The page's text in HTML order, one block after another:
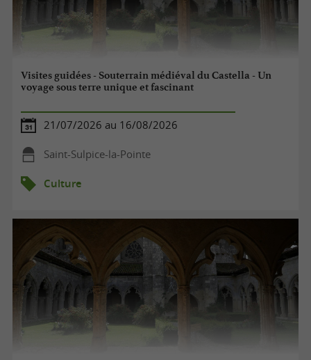
Visites guidées - Souterrain médiéval du Castella - Un
voyage sous terre unique et fascinant
21/07/2026 au 16/08/2026
Saint-Sulpice-la-Pointe
Culture